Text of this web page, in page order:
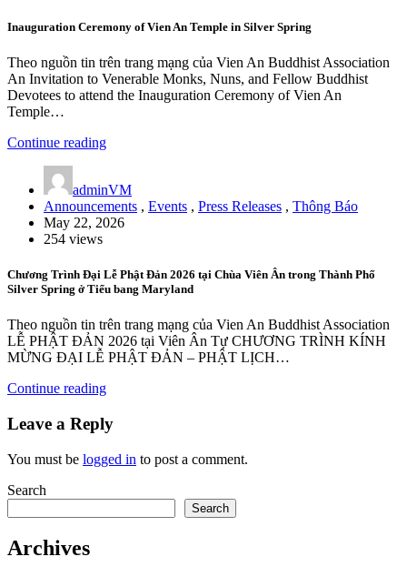
Inauguration Ceremony of Vien An Temple in Silver Spring
Theo nguồn tin trên trang mạng của Vien An Buddhist Association
An Invitation to Venerable Monks, Nuns, and Fellow Buddhist
Devotees to attend the Inauguration Ceremony of Vien An
Temple…
Continue reading
adminVM
Announcements , Events , Press Releases , Thông Báo
May 22, 2026
254 views
Chương Trình Đại Lễ Phật Đản 2026 tại Chùa Viên Ân trong Thành Phố
Silver Spring ở Tiểu bang Maryland
Theo nguồn tin trên trang mạng của Vien An Buddhist Association
LỄ PHẬT ĐẢN 2026 tại Viên Ân Tự CHƯƠNG TRÌNH KÍNH
MỪNG ĐẠI LỄ PHẬT ĐẢN – PHẬT LỊCH…
Continue reading
Leave a Reply
You must be logged in to post a comment.
Search
Search
Archives